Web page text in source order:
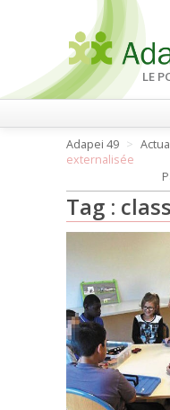
LE
Adapei 49
externalisée
Tag :